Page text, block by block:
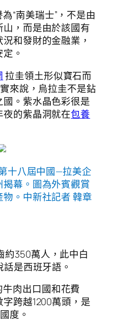
“南美瑞士”，不是由
，而是由於該國有
和發財的金融業，
。
拉圭領土形似寶石而
來說，烏拉圭不是鉆
。紫水晶色彩很是
的紫晶洞就在包養
十八屆中國—拉美企
幕。圖為外賓觀賞
。中新社記者 韓章
約350萬人，此中白
是西班牙語。
肉出口國和花費
跨越1200萬頭，是
度。